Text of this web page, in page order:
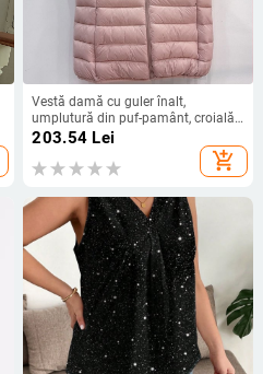
Vestă damă cu guler înalt,
umplutură din puf-pamânt, croială
Slim, lungime scurtă, căptușită
203.54 Lei
add_shopping_cart